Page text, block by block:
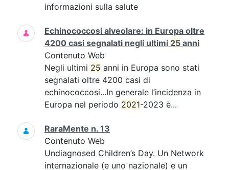
informazioni sulla salute
Echinococcosi alveolare: in Europa oltre
4200 casi segnalati negli ultimi 25 anni
Contenuto Web
Negli ultimi 25 anni in Europa sono stati
segnalati oltre 4200 casi di
echinococcosi...In generale l’incidenza in
Europa nel periodo 2021-2023 è...
RaraMente n. 13
Contenuto Web
Undiagnosed Children’s Day. Un Network
internazionale (e uno nazionale) e un